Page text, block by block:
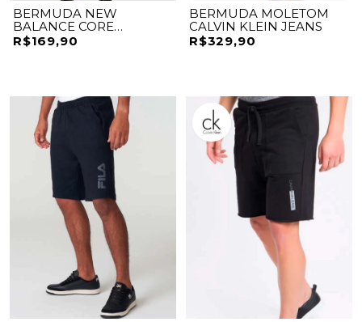
BERMUDA NEW
BALANCE CORE
BRUSHED
R$169,90
BERMUDA MOLETOM
CALVIN KLEIN JEANS
R$329,90